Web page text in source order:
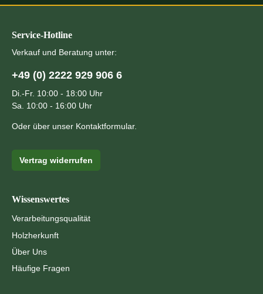
Service-Hotline
Verkauf und Beratung unter:
+49 (0) 2222 929 906 6
Di.-Fr. 10:00 - 18:00 Uhr
Sa. 10:00 - 16:00 Uhr
Oder über unser Kontaktformular.
Vertrag widerrufen
Wissenswertes
Verarbeitungsqualität
Holzherkunft
Über Uns
Häufige Fragen